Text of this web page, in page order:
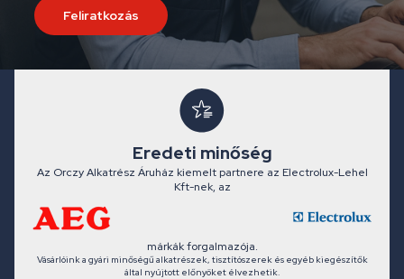
Feliratkozás
Eredeti minőség
Az Orczy Alkatrész Áruház kiemelt partnere az Electrolux-Lehel
Kft-nek, az
márkák forgalmazója.
Vásárlóink a gyári minőségű alkatrészek, tisztítószerek és egyéb kiegészítők
által nyújtott előnyöket élvezhetik.